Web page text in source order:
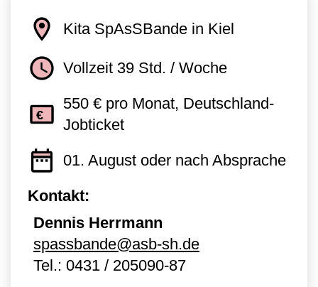
Kita SpAsSBande in Kiel
Vollzeit 39 Std. / Woche
550 € pro Monat, Deutschland-
Jobticket
01. August oder nach Absprache
Kontakt:
Dennis Herrmann
spassbande@asb-sh.de
Tel.: 0431 / 205090-87